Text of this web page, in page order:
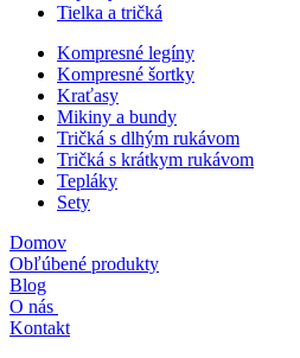
Tielka a tričká
Kompresné legíny
Kompresné šortky
Kraťasy
Mikiny a bundy
Tričká s dlhým rukávom
Tričká s krátkym rukávom
Tepláky
Sety
Domov
Obľúbené produkty
Blog
O nás
Kontakt